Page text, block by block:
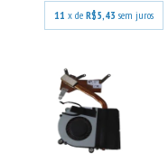
11 x de R$5,43 sem juros